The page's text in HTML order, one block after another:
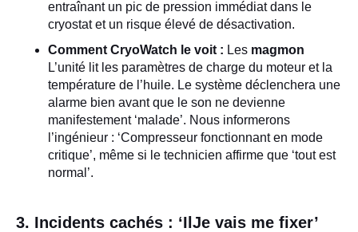
entraînant un pic de pression immédiat dans le
cryostat et un risque élevé de désactivation.
Comment CryoWatch le voit : Les magmon
L’unité lit les paramètres de charge du moteur et la
température de l’huile. Le système déclenchera une
alarme bien avant que le son ne devienne
manifestement ‘malade’. Nous informerons
l’ingénieur : ‘Compresseur fonctionnant en mode
critique’, même si le technicien affirme que ‘tout est
normal’.
3. Incidents cachés : ‘IlJe vais me fixer’